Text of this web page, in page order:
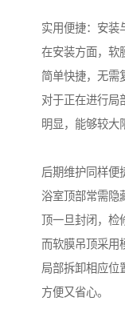
实用便捷：安装
在安装方面，软
简单快捷，无需
对于正在进行局
明显，能够较大
后期维护同样便
浴室顶部常需隐
顶一旦封闭，检
而软膜吊顶采用
局部拆卸相应位
方便又省心。